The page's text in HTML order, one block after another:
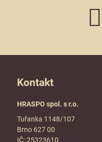
Kontakt
HRASPO spol. s r.o.
Tuřanka 1148/107
Brno 627 00
IČ: 25323610